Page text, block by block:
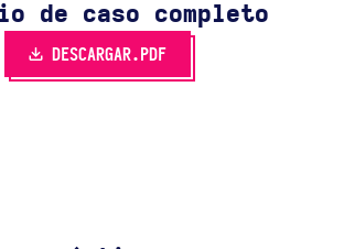
de caso completo
DESCARGAR.PDF